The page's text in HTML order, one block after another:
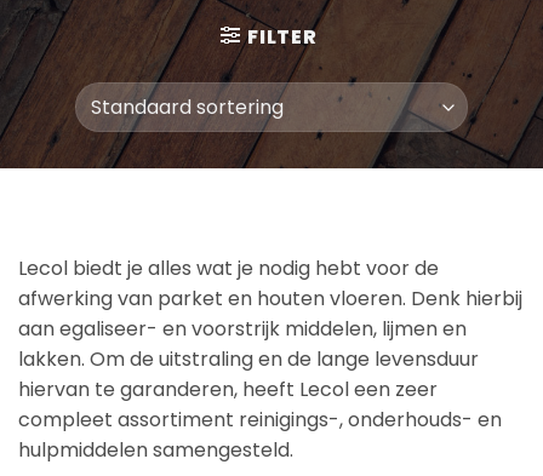
FILTER
Lecol biedt je alles wat je nodig hebt voor de
afwerking van parket en houten vloeren. Denk hierbij
aan egaliseer- en voorstrijk middelen, lijmen en
lakken. Om de uitstraling en de lange levensduur
hiervan te garanderen, heeft Lecol een zeer
compleet assortiment reinigings-, onderhouds- en
hulpmiddelen samengesteld.